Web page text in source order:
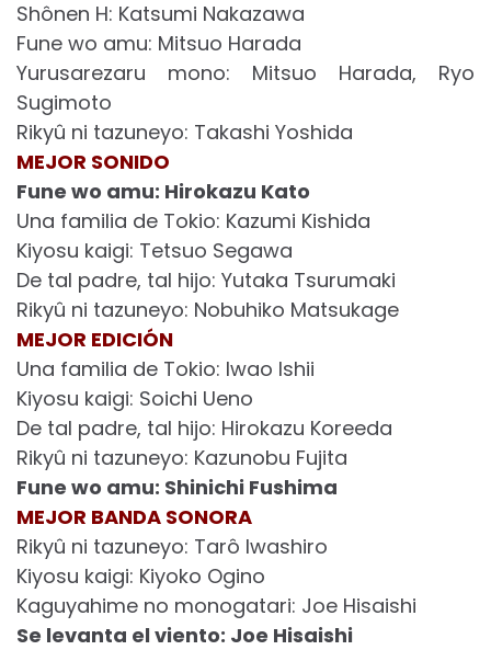
Shônen H: Katsumi Nakazawa
Fune wo amu: Mitsuo Harada
Yurusarezaru mono: Mitsuo Harada, Ryo
Sugimoto
Rikyû ni tazuneyo: Takashi Yoshida
MEJOR SONIDO
Fune wo amu: Hirokazu Kato
Una familia de Tokio: Kazumi Kishida
Kiyosu kaigi: Tetsuo Segawa
De tal padre, tal hijo: Yutaka Tsurumaki
Rikyû ni tazuneyo: Nobuhiko Matsukage
MEJOR EDICIÓN
Una familia de Tokio: Iwao Ishii
Kiyosu kaigi: Soichi Ueno
De tal padre, tal hijo: Hirokazu Koreeda
Rikyû ni tazuneyo: Kazunobu Fujita
Fune wo amu: Shinichi Fushima
MEJOR BANDA SONORA
Rikyû ni tazuneyo: Tarô Iwashiro
Kiyosu kaigi: Kiyoko Ogino
Kaguyahime no monogatari: Joe Hisaishi
Se levanta el viento: Joe Hisaishi